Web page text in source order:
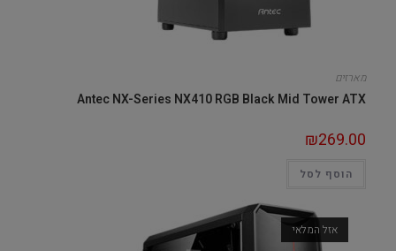
מארזים
Antec NX-Series NX410 RGB Black Mid Tower ATX
₪269.00
הוסף לסל
אזל המלאי